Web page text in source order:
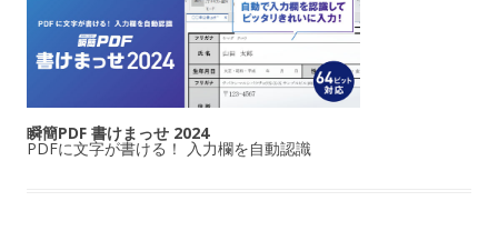
瞬簡PDF 書けまっせ 2024
PDFに文字が書ける！ 入力欄を自動認識